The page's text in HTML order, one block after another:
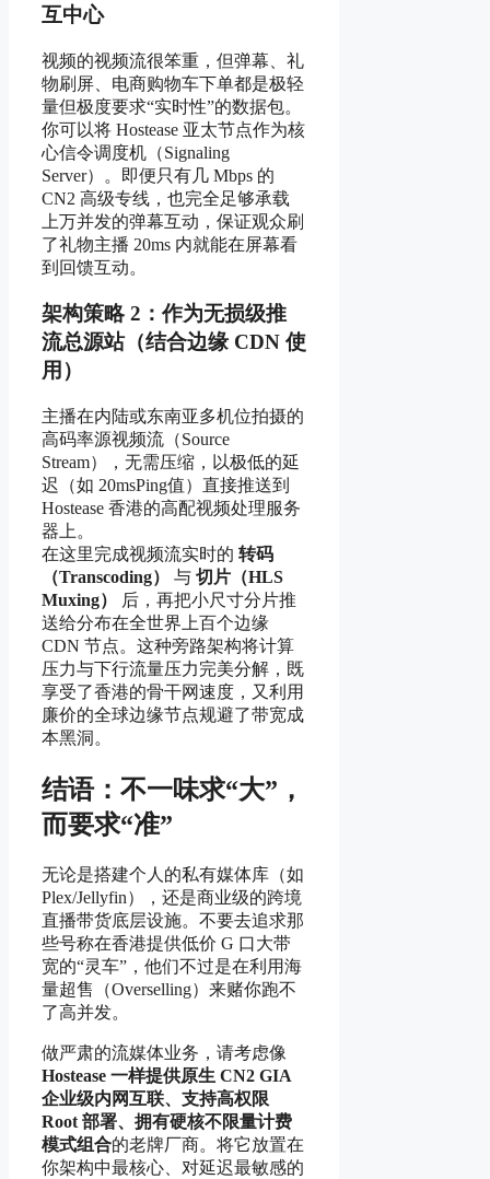
互中心
视频的视频流很笨重，但弹幕、礼
物刷屏、电商购物车下单都是极轻
量但极度要求“实时性”的数据包。
你可以将 Hostease 亚太节点作为核
心信令调度机（Signaling
Server）。即便只有几 Mbps 的
CN2 高级专线，也完全足够承载
上万并发的弹幕互动，保证观众刷
了礼物主播 20ms 内就能在屏幕看
到回馈互动。
架构策略 2：作为无损级推
流总源站（结合边缘 CDN 使
用）
主播在内陆或东南亚多机位拍摄的
高码率源视频流（Source
Stream），无需压缩，以极低的延
迟（如 20msPing值）直接推送到
Hostease 香港的高配视频处理服务
器上。
在这里完成视频流实时的 转码
（Transcoding）
与 切片（HLS
Muxing）
后，再把小尺寸分片推
送给分布在全世界上百个边缘
CDN 节点。这种旁路架构将计算
压力与下行流量压力完美分解，既
享受了香港的骨干网速度，又利用
廉价的全球边缘节点规避了带宽成
本黑洞。
结语：不一味求“大”，
而要求“准”
无论是搭建个人的私有媒体库（如
Plex/Jellyfin），还是商业级的跨境
直播带货底层设施。不要去追求那
些号称在香港提供低价 G 口大带
宽的“灵车”，他们不过是在利用海
量超售（Overselling）来赌你跑不
了高并发。
做严肃的流媒体业务，请考虑像
Hostease 一样提供原生 CN2 GIA
企业级内网互联、支持高权限
Root 部署、拥有硬核不限量计费
模式组合的老牌厂商。将它放置在
你架构中最核心、对延迟最敏感的